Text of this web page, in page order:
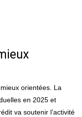
orientées. La
en 2025 et
va soutenir l’activité